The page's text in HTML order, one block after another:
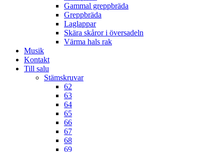
Gammal greppbräda
Greppbräda
Laglappar
Skära skåror i översadeln
Värma hals rak
Musik
Kontakt
Till salu
Stämskruvar
62
63
64
65
66
67
68
69